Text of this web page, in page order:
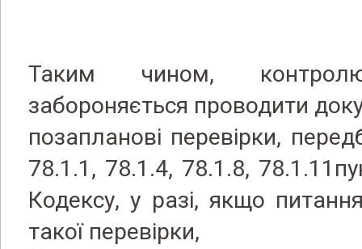
Таким чином,
забороняється проводити
позапланові перевірки,
78.1.1, 78.1.4, 78.1.8,
Кодексу, у разі, якщо
такої перевірки,